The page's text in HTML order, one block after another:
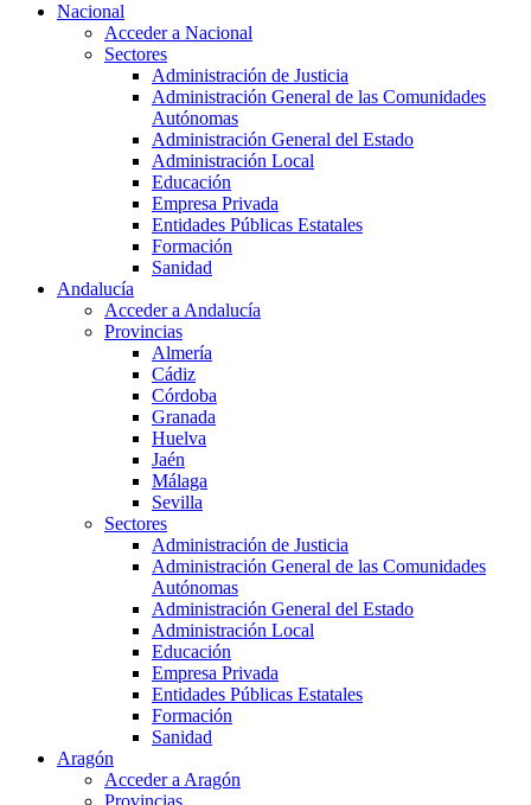
Nacional
Acceder a Nacional
Sectores
Administración de Justicia
Administración General de las Comunidades
Autónomas
Administración General del Estado
Administración Local
Educación
Empresa Privada
Entidades Públicas Estatales
Formación
Sanidad
Andalucía
Acceder a Andalucía
Provincias
Almería
Cádiz
Córdoba
Granada
Huelva
Jaén
Málaga
Sevilla
Sectores
Administración de Justicia
Administración General de las Comunidades
Autónomas
Administración General del Estado
Administración Local
Educación
Empresa Privada
Entidades Públicas Estatales
Formación
Sanidad
Aragón
Acceder a Aragón